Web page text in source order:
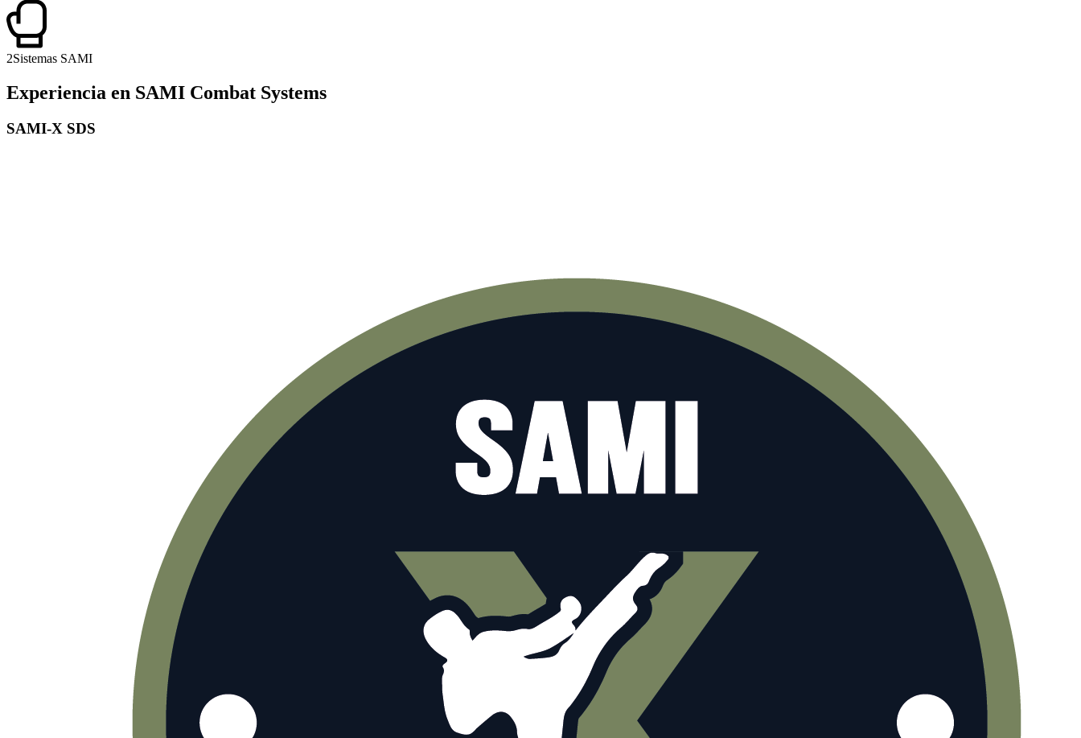
2Sistemas SAMI
Experiencia en SAMI Combat Systems
SAMI-X SDS